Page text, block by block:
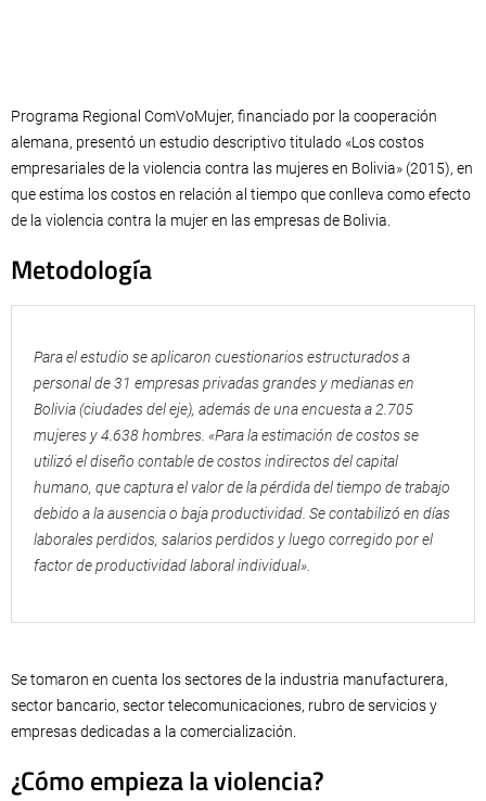
Programa Regional ComVoMujer, financiado por la cooperación
alemana, presentó un estudio descriptivo titulado «Los costos
empresariales de la violencia contra las mujeres en Bolivia» (2015), en
que estima los costos en relación al tiempo que conlleva como efecto
de la violencia contra la mujer en las empresas de Bolivia.
Metodología
Para el estudio se aplicaron cuestionarios estructurados a
personal de 31 empresas privadas grandes y medianas en
Bolivia (ciudades del eje), además de una encuesta a 2.705
mujeres y 4.638 hombres. «Para la estimación de costos se
utilizó el diseño contable de costos indirectos del capital
humano, que captura el valor de la pérdida del tiempo de trabajo
debido a la ausencia o baja productividad. Se contabilizó en días
laborales perdidos, salarios perdidos y luego corregido por el
factor de productividad laboral individual».
Se tomaron en cuenta los sectores de la industria manufacturera,
sector bancario, sector telecomunicaciones, rubro de servicios y
empresas dedicadas a la comercialización.
¿Cómo empieza la violencia?